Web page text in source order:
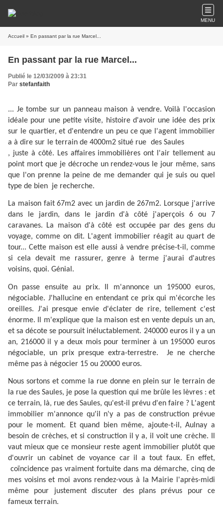
MENU
Accueil » En passant par la rue Marcel...
En passant par la rue Marcel...
Publié le 12/03/2009 à 23:31
Par stefanfaith
... Je tombe sur un panneau maison à vendre. Voilà l'occasion
idéale pour une petite visite, histoire d'avoir une idée des prix
sur le quartier, et d'entendre un peu ce que l'agent immobilier
a à dire sur le terrain de 4000m2 situé rue des Saules
, juste à côté. Les affaires immobilières ont l'air tellement au
point mort que je décroche un rendez-vous le jour même, sans
que l'on prenne la peine de me demander qui je suis ou quel
type de bien je recherche.
La maison fait 67m2 avec un jardin de 267m2. Lorsque j'arrive
dans le jardin, dans le jardin d'à côté j'aperçois 6 ou 7
caravanes. La maison d'à côté est occupée par des gens du
voyage, comme on dit. L'agent immobilier réagit au quart de
tour... Cette maison est elle aussi à vendre précise-t-il, comme
si cela devait me rassurer, genre à terme j'aurai d'autres
voisins, quoi. Génial.
On passe ensuite au prix. Il m'annonce un 195000 euros,
négociable. J'hallucine en entendant ce prix qui m'écorche les
oreilles. J'ai presque envie d'éclater de rire, tellement c'est
énorme. Il m'explique que la maison est en vente depuis un an,
et sa décote se poursuit inéluctablement. 240000 euros il y a un
an, 216000 il y a deux mois pour terminer à un 195000 euros
négociable, un prix presque extra-terrestre.
Je ne cherche
même pas à négocier 15 ou 20000 euros.
Nous sortons et comme la rue donne en plein sur le terrain de
la rue des Saules, je pose la question qui me brûle les lèvres : et
ce terrain, là, rue des Saules, qu'est-il prévu d'en faire ? L'agent
immobilier m'annonce qu'il n'y a pas de construction prévue
pour le moment. Et quand bien même, ajoute-t-il, Aulnay a
besoin de crèches, et si construction il y a, il voit une crèche. Il
vaut mieux que ce monsieur reste agent immobilier plutôt que
d'ouvrir un cabinet de voyance car il a tout faux. En effet,
coïncidence pas vraiment fortuite dans ma démarche, cinq de
mes voisins et moi avons rendez-vous à la Mairie l'après-midi
même pour justement discuter des plans prévus pour ce
fameux terrain.